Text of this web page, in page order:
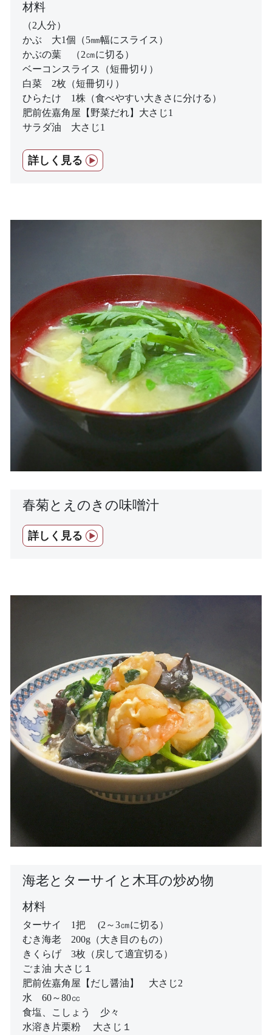
材料
（2人分）
かぶ 大1個（5㎜幅にスライス）
かぶの葉 （2㎝に切る）
ベーコンスライス（短冊切り）
白菜 2枚（短冊切り）
ひらたけ 1株（食べやすい大きさに分ける）
肥前佐嘉角屋【野菜だれ】大さじ1
サラダ油 大さじ1
詳しく見る
春菊とえのきの味噌汁
詳しく見る
海老とターサイと木耳の炒め物
材料
ターサイ 1把 (2～3㎝に切る）
むき海老 200g（大き目のもの）
きくらげ 3枚（戻して適宜切る）
ごま油 大さじ１
肥前佐嘉角屋【だし醤油】 大さじ2
水 60～80㏄
食塩、こしょう 少々
水溶き片栗粉 大さじ１